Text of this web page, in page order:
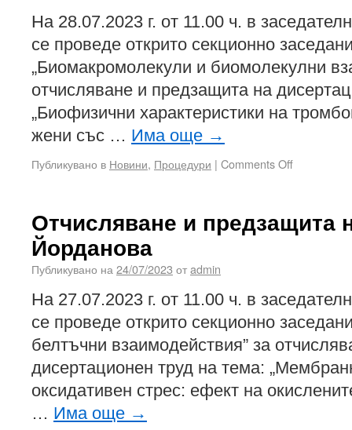
На 28.07.2023 г. от 11.00 ч. в
се проведе открито секционно
„Биомакромолекули и биомолекулни
отчисляване и предзащита на
„Биофизични характеристики на
жени със … Има още →
Публикувано в Новини, Процедури | Comments Off
Отчисляване и предзащита
Йорданова
Публикувано на 24/07/2023 отadmin
На 27.07.2023 г. от 11.00 ч. в
се проведе открито секционно
белтъчни взаимодействия” за
дисертационен труд на тема:
оксидативен стрес: eфект на
… Има още →